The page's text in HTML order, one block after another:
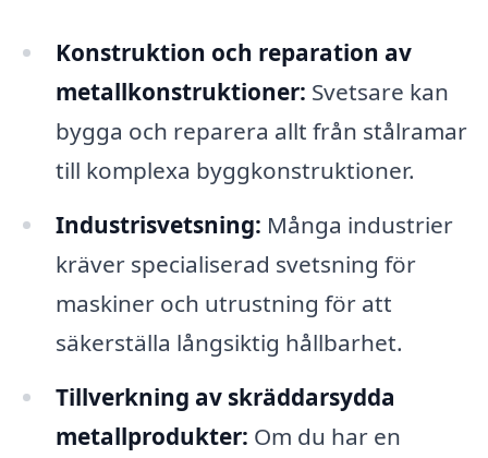
Konstruktion och reparation av
metallkonstruktioner: Svetsare kan
bygga och reparera allt från stålramar
till komplexa byggkonstruktioner.
Industrisvetsning: Många industrier
kräver specialiserad svetsning för
maskiner och utrustning för att
säkerställa långsiktig hållbarhet.
Tillverkning av skräddarsydda
metallprodukter: Om du har en